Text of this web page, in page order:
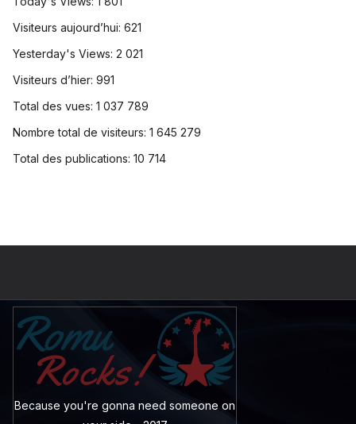
Visiteurs aujourd’hui: 621
Yesterday's Views: 2 021
Visiteurs d’hier: 991
Total des vues: 1 037 789
Nombre total de visiteurs: 1 645 279
Total des publications: 10 714
Because you're gonna need someone on